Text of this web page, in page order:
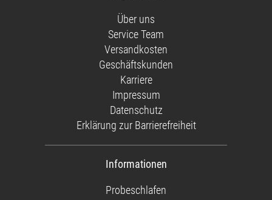
Über uns
Service Team
Versandkosten
Geschäftskunden
Karriere
Impressum
Datenschutz
Erklärung zur Barrierefreiheit
Informationen
Probeschlafen